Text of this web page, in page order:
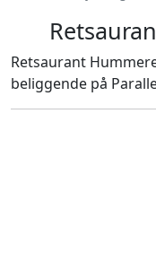
Retsaurant
beliggende på